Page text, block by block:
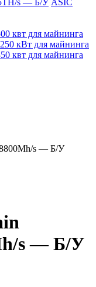
квт для майнинга
кВт для майнинга
квт для майнинга
s — Б/У
s — Б/У